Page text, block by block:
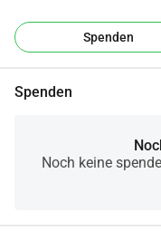
gemeinsam
Lieblingsfarben
erinnert, die wir geteilt
Spenden
Spenden
Noch keine